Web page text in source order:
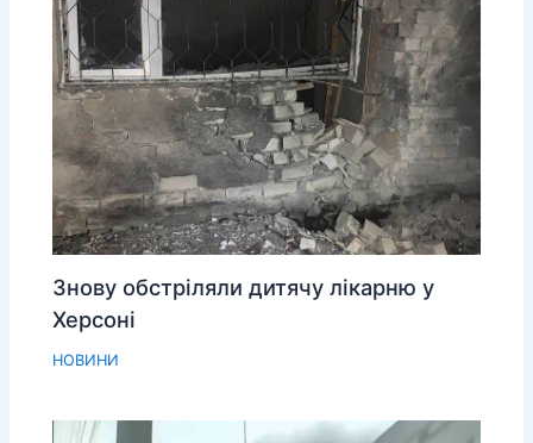
Знову обстріляли дитячу лікарню у
Херсоні
НОВИНИ